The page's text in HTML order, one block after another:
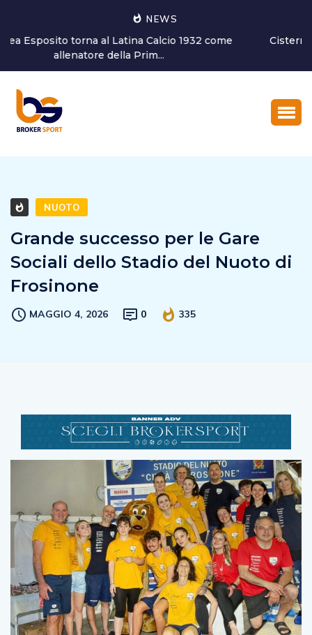
NEWS
Cisterna Volley,staff medico confermato in blocco. Il
responsabile san...
NUOTO
Grande successo per le Gare
Sociali dello Stadio del Nuoto di
Frosinone
MAGGIO 4, 2026 0 335